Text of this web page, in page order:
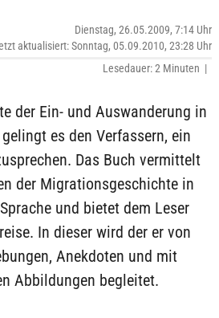
Dienstag, 26.05.2009, 7:14 Uhr
aktualisiert: Sonntag, 05.09.2010, 23:28 Uhr
Lesedauer: 2 Minuten |
der Ein- und Auswanderung in
es den Verfassern, ein
Das Buch vermittelt
der Migrationsgeschichte in
und bietet dem Leser
In dieser wird der er von
Anekdoten und mit
Abbildungen begleitet.